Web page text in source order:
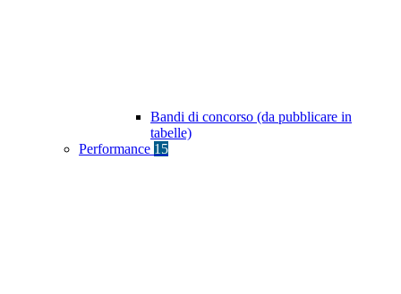
Bandi di concorso (da pubblicare in
tabelle)
Performance 15